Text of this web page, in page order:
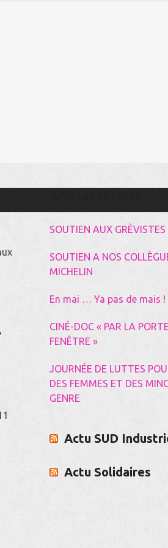
SOUTIEN AUX GRÈVISTES
SOUTIEN A NOS
MICHELIN
En mai … Ya pas de mais !
CINÉ-DOC « PAR LA
FENÊTRE »
JOURNÉE DE LUTTES
DES FEMMES ET DES
GENRE
Actu SUD
Actu Solidaires